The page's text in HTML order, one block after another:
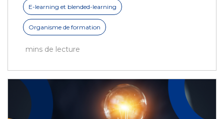
E-learning et blended-learning
Organisme de formation
mins de lecture